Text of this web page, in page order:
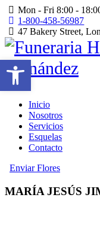
Mon - Fri 8:00 -
1-800-458-56987
47 Bakery Street,
Inicio
Nosotros
Servicios
Esquelas
Contacto
Enviar Flores
MARÍA JESÚS
Abrir barra de herramientas